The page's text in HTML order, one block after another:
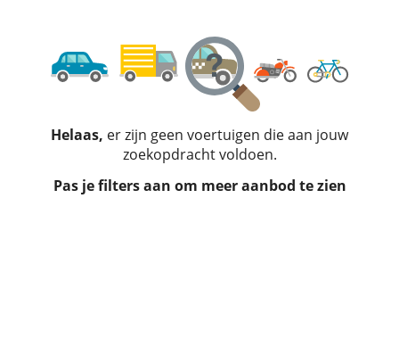
Helaas, er zijn geen voertuigen die aan jouw
zoekopdracht voldoen.
Pas je filters aan om meer aanbod te zien